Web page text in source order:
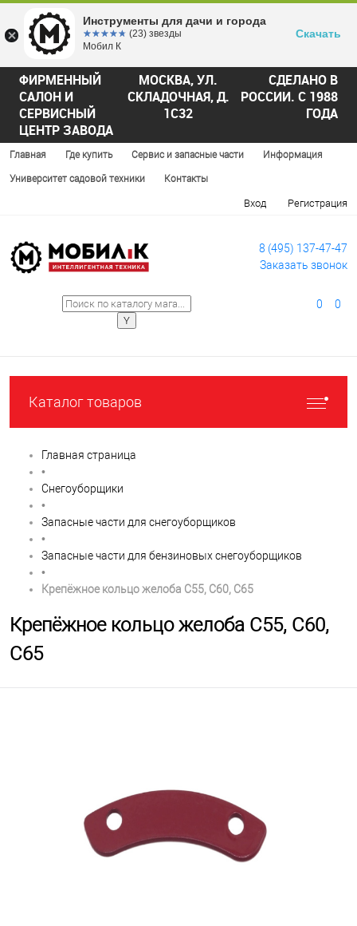
ФИРМЕННЫЙ
САЛОН И
СЕРВИСНЫЙ
ЦЕНТР ЗАВОДА
МОСКВА, УЛ.
СКЛАДОЧНАЯ, Д.
1С32
СДЕЛАНО В
РОССИИ. С 1988
ГОДА
Главная Где купить Сервис и запасные части Информация
Университет садовой техники Контакты
Вход Регистрация
8 (495) 137-47-47
Заказать звонок
0 0
Каталог товаров
Главная страница
•
Снегоуборщики
•
Запасные части для снегоуборщиков
•
Запасные части для бензиновых снегоуборщиков
•
Крепёжное кольцо желоба C55, C60, C65
Крепёжное кольцо желоба C55, C60,
C65
Инструменты для дачи и города
☆☆☆☆☆
★★★★★ (23) звезды
Мобил К
Скачать